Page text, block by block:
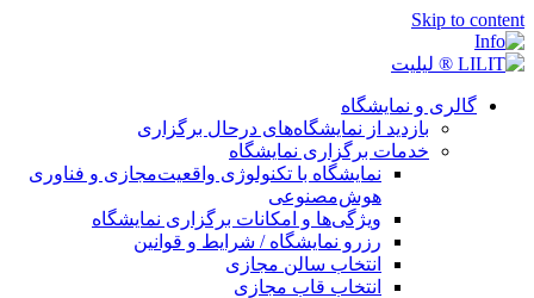
Skip to
گالری و نمایشگاه
بازدید از نمایشگاه‌های درحال برگزاری
خدمات برگزاری نمایشگاه
نمایشگاه با تکنولوژی واقعیت‌مجازی و فناوری
هوش‌مصنوعی
ویژگی‌ها و امکانات برگزاری نمایشگاه
رزرو نمایشگاه / شرایط و قوانین
انتخاب سالن مجازی
انتخاب قاب مجازی